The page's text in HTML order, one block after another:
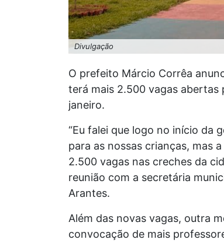
Divulgação
O prefeito Márcio Corrêa
terá mais 2.500 vagas abertas
janeiro.
“Eu falei que logo no início da
para as nossas crianças, mas
2.500 vagas nas creches da
reunião com a secretária
Arantes.
Além das novas vagas, outra
convocação de mais